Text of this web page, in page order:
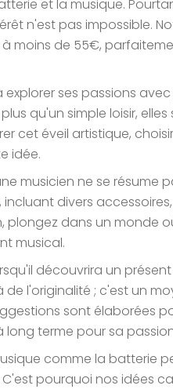
et la musique.
n'est pas impossible.
moins de 55€,
ses passions
qu'un simple loisir,
cet éveil artistique,
idée.
musicien ne se résume
divers
plongez dans un monde
musical.
découvrira un
de l'originalité ; c'est un
sont élaborées
terme pour sa
comme la batterie
pourquoi nos idées